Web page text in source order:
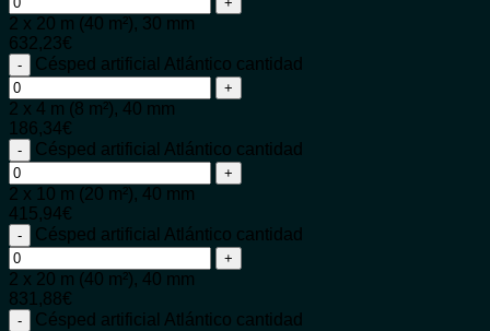
2 x 20 m (40 m²), 30 mm
632,23€
Césped artificial Atlántico cantidad
2 x 4 m (8 m²), 40 mm
186,34€
Césped artificial Atlántico cantidad
2 x 10 m (20 m²), 40 mm
415,94€
Césped artificial Atlántico cantidad
2 x 20 m (40 m²), 40 mm
831,88€
Césped artificial Atlántico cantidad